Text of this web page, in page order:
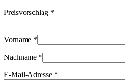
case
Preisvorschlag *
Vorname *
Nachname *
E-Mail-Adresse *